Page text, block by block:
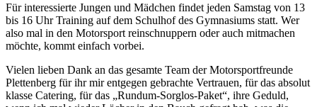
Für interessierte Jungen und Mädchen findet jeden Samstag von 13
bis 16 Uhr Training auf dem Schulhof des Gymnasiums statt. Wer
also mal in den Motorsport reinschnuppern oder auch mitmachen
möchte, kommt einfach vorbei.
Vielen lieben Dank an das gesamte Team der Motorsportfreunde
Plettenberg für ihr mir entgegen gebrachte Vertrauen, für das absolut
klasse Catering, für das „Rundum-Sorglos-Paket“, ihre Geduld,